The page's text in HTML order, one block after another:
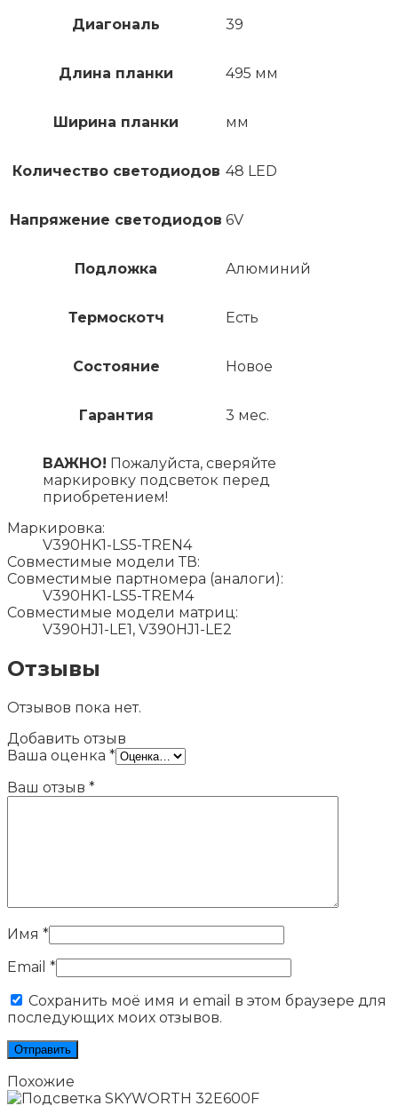
Диагональ 39
Длина планки 495 мм
Ширина планки мм
Количество светодиодов 48 LED
Напряжение светодиодов 6V
Подложка Алюминий
Термоскотч Есть
Состояние Новое
Гарантия 3 мес.
ВАЖНО! Пожалуйста, сверяйте
маркировку подсветок перед
приобретением!
Маркировка:
V390HK1-LS5-TREN4
Совместимые модели ТВ:
Совместимые партномера (аналоги):
V390HK1-LS5-TREM4
Совместимые модели матриц:
V390HJ1-LE1, V390HJ1-LE2
Отзывы
Отзывов пока нет.
Добавить отзыв
Ваша оценка *
Ваш отзыв *
Имя *
Email *
Сохранить моё имя и email в этом браузере для
последующих моих отзывов.
Похожие